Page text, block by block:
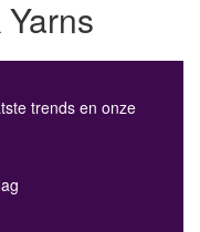
trends en onze